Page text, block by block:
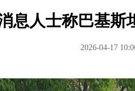
息人士称巴基斯
2026-04-17